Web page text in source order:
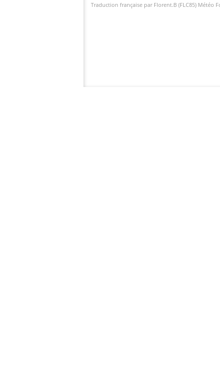
Traduction française par Florent.B (FLC85) Météo